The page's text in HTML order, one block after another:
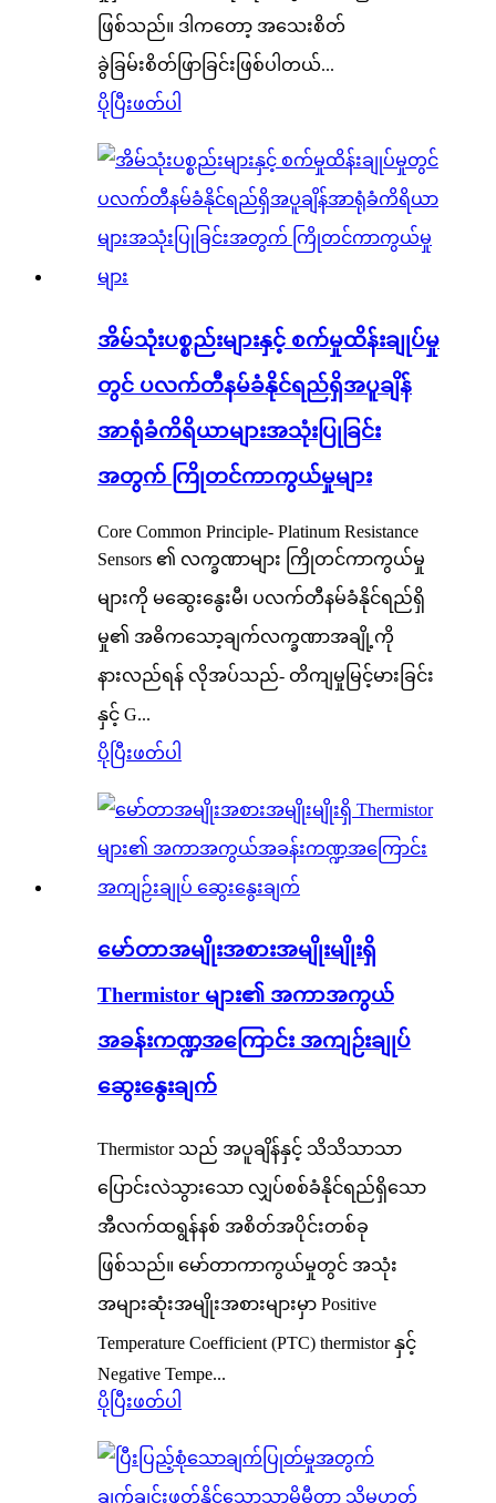
ဖြစ်သည်။ ဒါကတော့ အသေးစိတ်
ခွဲခြမ်းစိတ်ဖြာခြင်းဖြစ်ပါတယ်...
ပိုပြီးဖတ်ပါ
အိမ်သုံးပစ္စည်းများနှင့် စက်မှုထိန်းချုပ်မှု
တွင် ပလက်တီနမ်ခံနိုင်ရည်ရှိအပူချိန်
အာရုံခံကိရိယာများအသုံးပြုခြင်း
အတွက် ကြိုတင်ကာကွယ်မှုများ
Core Common Principle- Platinum Resistance
Sensors ၏ လက္ခဏာများ ကြိုတင်ကာကွယ်မှု
များကို မဆွေးနွေးမီ၊ ပလက်တီနမ်ခံနိုင်ရည်ရှိ
မှု၏ အဓိကသော့ချက်လက္ခဏာအချို့ကို
နားလည်ရန် လိုအပ်သည်- တိကျမှုမြင့်မားခြင်း
နှင့် G...
ပိုပြီးဖတ်ပါ
မော်တာအမျိုးအစားအမျိုးမျိုးရှိ
Thermistor များ၏ အကာအကွယ်
အခန်းကဏ္ဍအကြောင်း အကျဉ်းချုပ်
ဆွေးနွေးချက်
Thermistor သည် အပူချိန်နှင့် သိသိသာသာ
ပြောင်းလဲသွားသော လျှပ်စစ်ခံနိုင်ရည်ရှိသော
အီလက်ထရွန်နစ် အစိတ်အပိုင်းတစ်ခု
ဖြစ်သည်။ မော်တာကာကွယ်မှုတွင် အသုံး
အများဆုံးအမျိုးအစားများမှာ Positive
Temperature Coefficient (PTC) thermistor နှင့်
Negative Tempe...
ပိုပြီးဖတ်ပါ